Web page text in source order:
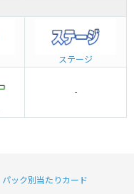
ステージ
-
パック別当たりカード